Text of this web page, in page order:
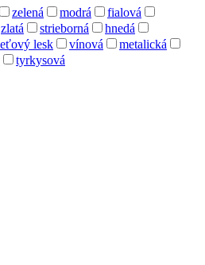
zelená modrá
fialová
zlatá strieborná
hnedá
lesk vínová
metalická
tyrkysová